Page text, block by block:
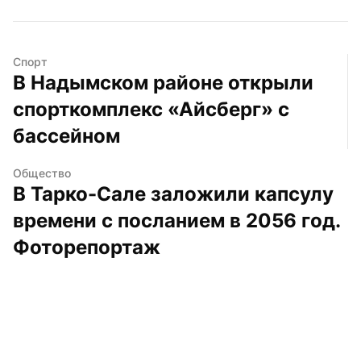
Спорт
В Надымском районе открыли
спорткомплекс «Айсберг» с
бассейном
Общество
В Тарко-Сале заложили капсулу
времени с посланием в 2056 год.
Фоторепортаж